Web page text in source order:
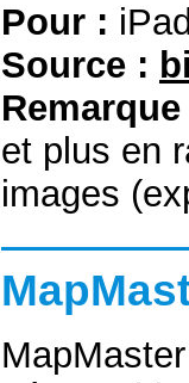
Pour :
Source :
et plus en
images